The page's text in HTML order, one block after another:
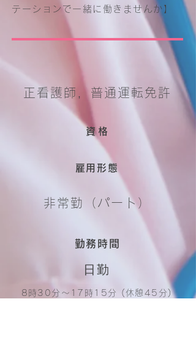
テーションで一緒に働きませんか】
正看護師，普通運転免許
資格
雇用形態
非常勤（パート）
勤務時間
日勤
8時30分〜17時15分 (休憩45分)